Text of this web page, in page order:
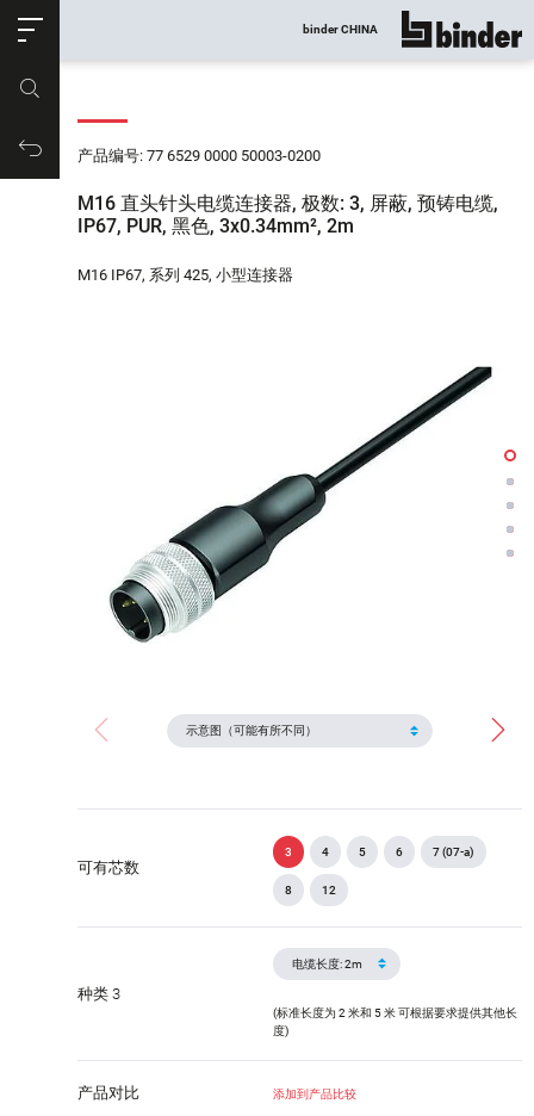
购物车
binder CHINA 显示所有
产品编号: 77 6529 0000 50003-0200
M16 直头针头电缆连接器, 极数: 3, 屏蔽, 预铸电缆,
IP67, PUR, 黑色, 3x0.34mm², 2m
M16 IP67, 系列 425, 小型连接器
可有芯数
3 4 5 6 7 (07-a)
8 12
种类 3
(标准长度为 2 米和 5 米 可根据要求提供其他长
度)
产品对比 添加到产品比较